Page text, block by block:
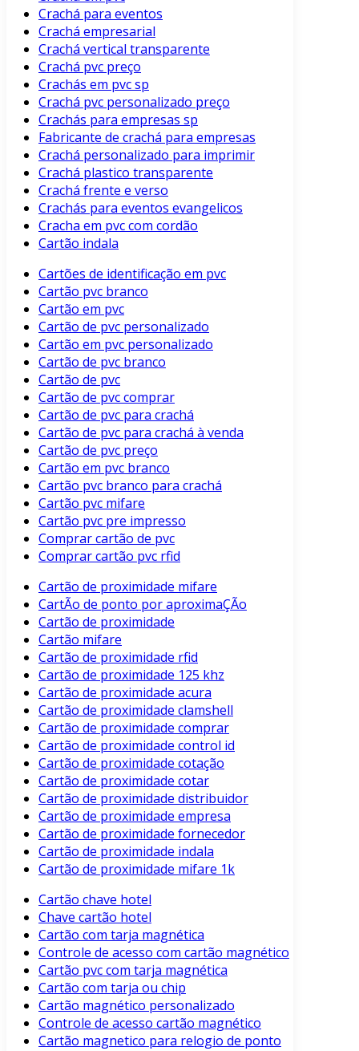
Crachá para eventos
Crachá empresarial
Crachá vertical transparente
Crachá pvc preço
Crachás em pvc sp
Crachá pvc personalizado preço
Crachás para empresas sp
Fabricante de crachá para empresas
Crachá personalizado para imprimir
Crachá plastico transparente
Crachá frente e verso
Crachás para eventos evangelicos
Cracha em pvc com cordão
Cartão indala
Cartões de identificação em pvc
Cartão pvc branco
Cartão em pvc
Cartão de pvc personalizado
Cartão em pvc personalizado
Cartão de pvc branco
Cartão de pvc
Cartão de pvc comprar
Cartão de pvc para crachá
Cartão de pvc para crachá à venda
Cartão de pvc preço
Cartão em pvc branco
Cartão pvc branco para crachá
Cartão pvc mifare
Cartão pvc pre impresso
Comprar cartão de pvc
Comprar cartão pvc rfid
Cartão de proximidade mifare
CartÃo de ponto por aproximaÇÃo
Cartão de proximidade
Cartão mifare
Cartão de proximidade rfid
Cartão de proximidade 125 khz
Cartão de proximidade acura
Cartão de proximidade clamshell
Cartão de proximidade comprar
Cartão de proximidade control id
Cartão de proximidade cotação
Cartão de proximidade cotar
Cartão de proximidade distribuidor
Cartão de proximidade empresa
Cartão de proximidade fornecedor
Cartão de proximidade indala
Cartão de proximidade mifare 1k
Cartão chave hotel
Chave cartão hotel
Cartão com tarja magnética
Controle de acesso com cartão magnético
Cartão pvc com tarja magnética
Cartão com tarja ou chip
Cartão magnético personalizado
Controle de acesso cartão magnético
Cartão magnetico para relogio de ponto